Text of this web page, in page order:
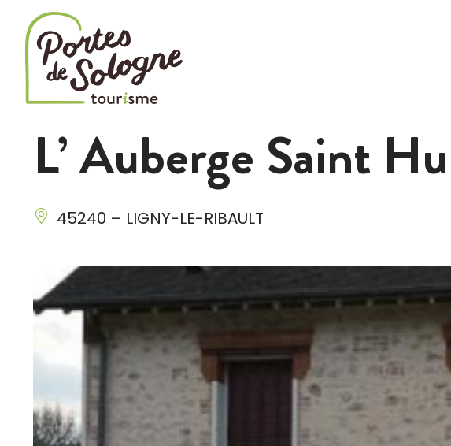
L’ Auberge Saint
45240 – LIGNY-LE-RIBAULT